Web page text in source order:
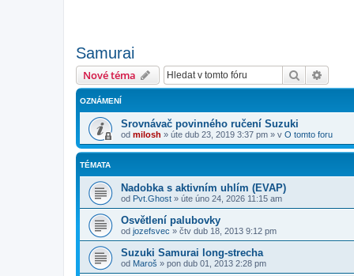
Samurai
Nové téma Hledat
OZNÁMENÍ
Srovnávač povinného ručení Suzuki
od milosh » úte dub 23, 2019 3:37 pm » v O tomto foru
TÉMATA
Nadobka s aktivním uhlím (EVAP)
od Pvt.Ghost » úte úno 24, 2026 11:15 am
Osvětlení palubovky
od jozefsvec » čtv dub 18, 2013 9:12 pm
Suzuki Samurai long-strecha
od Maroš » pon dub 01, 2013 2:28 pm